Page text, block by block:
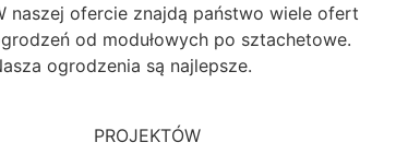
naszej ofercie znajdą państwo wiele ofert
od modułowych po sztachetowe.
ogrodzenia są najlepsze.
PROJEKTÓW